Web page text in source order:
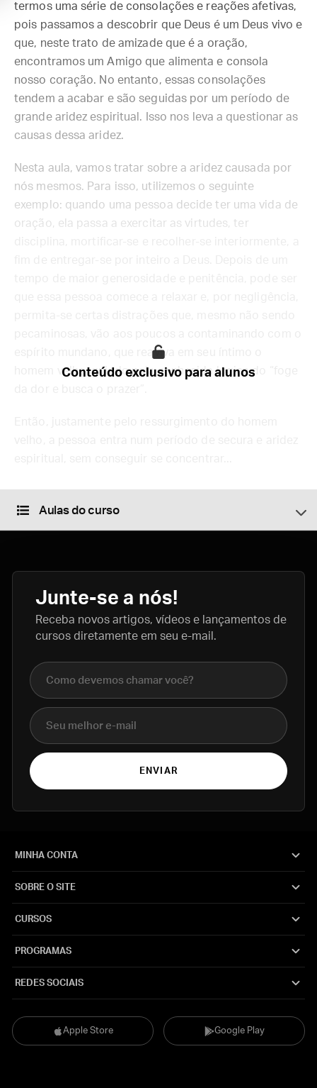
termos uma série de consolações e reações afetivas,
pois passamos a descobrir que Deus é um Deus vivo e
que, neste trato de amizade que é a oração,
encontramos um Amigo que alimenta e consola
nosso coração. No entanto, essas consolações
tendem a acabar e são seguidas por um período de
grande aridez espiritual. Isso nos leva a questionar as
causas dessa aridez.
Nesta aula, vamos tratar sobre a aridez causada por
nós mesmos. Para isso, utilizemos o seguinte
exemplo: quando uma pessoa decide ter uma vida de
oração, ela passa a exercitar as virtudes, ter
espírito mundano, que reaviva em seu íntimo o
homem velho, guiado pela conhecida lógica do “foge
Conteúdo exclusivo para alunos
Aulas do curso
Junte-se a nós!
Receba novos artigos, vídeos e lançamentos de
cursos diretamente em seu e-mail.
Nome completo
E-mail
ENVIAR
Apple Store Google Play
MINHA CONTA
SOBRE O SITE
CURSOS
PROGRAMAS
REDES SOCIAIS